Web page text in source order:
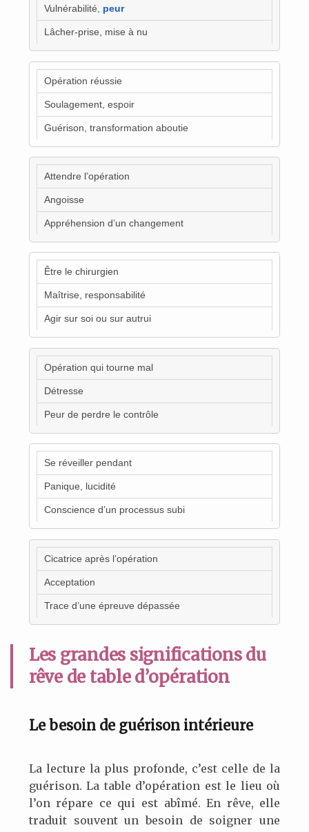
Vulnérabilité, peur
Lâcher-prise, mise à nu
Opération réussie
Soulagement, espoir
Guérison, transformation aboutie
Attendre l’opération
Angoisse
Appréhension d’un changement
Être le chirurgien
Maîtrise, responsabilité
Agir sur soi ou sur autrui
Opération qui tourne mal
Détresse
Peur de perdre le contrôle
Se réveiller pendant
Panique, lucidité
Conscience d’un processus subi
Cicatrice après l’opération
Acceptation
Trace d’une épreuve dépassée
Les grandes significations du
rêve de table d’opération
Le besoin de guérison intérieure
La lecture la plus profonde, c’est celle de la
guérison. La table d’opération est le lieu où
l’on répare ce qui est abîmé. En rêve, elle
traduit souvent un besoin de soigner une